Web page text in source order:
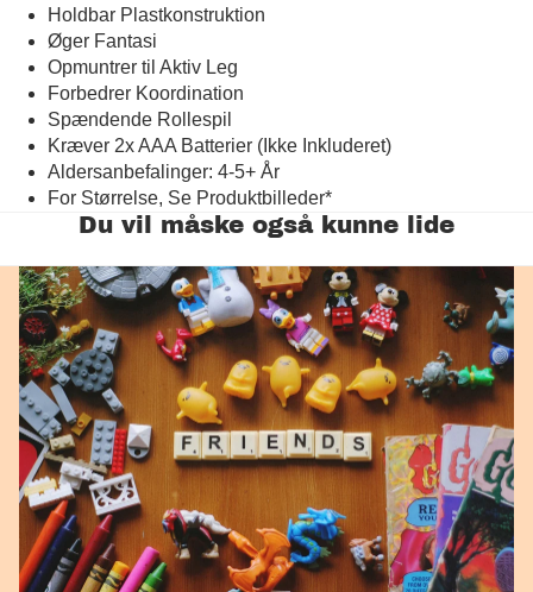
Holdbar Plastkonstruktion
Øger Fantasi
Opmuntrer til Aktiv Leg
Forbedrer Koordination
Spændende Rollespil
Kræver 2x AAA Batterier (Ikke Inkluderet)
Aldersanbefalinger: 4-5+ År
For Størrelse, Se Produktbilleder*
Du vil måske også kunne lide